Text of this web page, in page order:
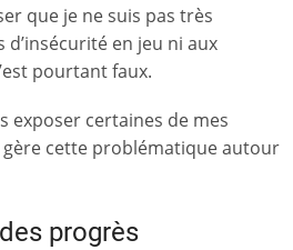
que je ne suis pas très
en jeu ni aux
pourtant faux.
exposer certaines de mes
cette problématique autour
progrès